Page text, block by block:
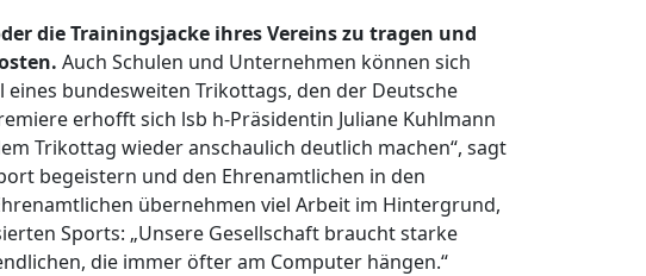
die Trainingsjacke ihres Vereins zu tragen und
Auch Schulen und Unternehmen können sich
bundesweiten Trikottags, den der Deutsche
erhofft sich lsb h-Präsidentin Juliane Kuhlmann
Trikottag wieder anschaulich deutlich machen“, sagt
begeistern und den Ehrenamtlichen in den
übernehmen viel Arbeit im Hintergrund,
Sports: „Unsere Gesellschaft braucht starke
die immer öfter am Computer hängen.“